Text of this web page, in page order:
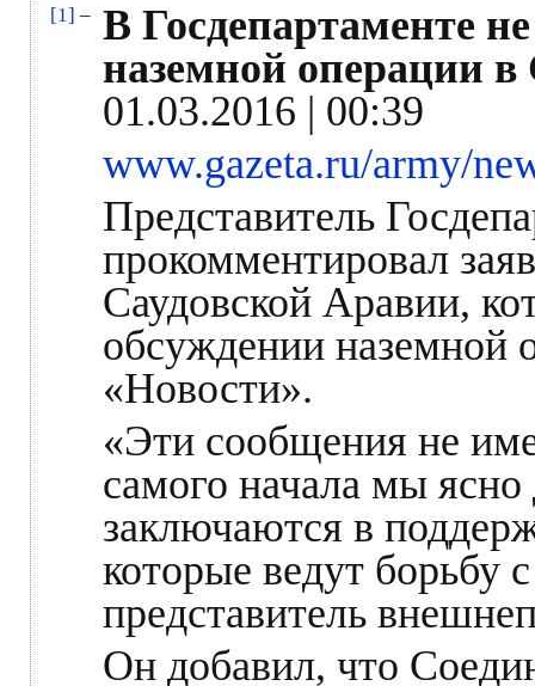
[1] – В Госдепартаменте
наземной операции
01.03.2016 | 00:39
www.gazeta.ru/army/
Представитель
прокомментировал
Саудовской Аравии,
обсуждении наземной
«Новости».
«Эти сообщения не
самого начала мы
заключаются в
которые ведут
представитель
Он добавил, что